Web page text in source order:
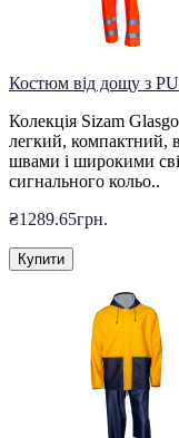
Костюм від дощу з
Колекція Sizam
легкий, компактний,
швами і широкими
сигнального кольо..
₴1289.65грн.
Купити